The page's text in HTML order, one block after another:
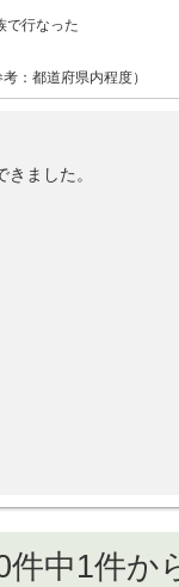
で行なった
：都道府県内程度）
ました。
件中1件か